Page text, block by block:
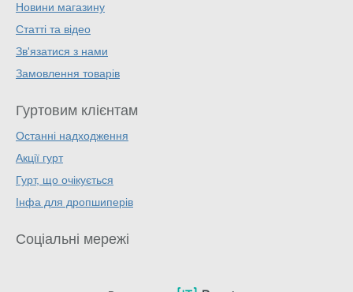
Новини магазину
Статті та відео
Зв'язатися з нами
Замовлення товарів
Гуртовим клієнтам
Останні надходження
Акції гурт
Гурт, що очікується
Інфа для дропшиперів
Соціальні мережі